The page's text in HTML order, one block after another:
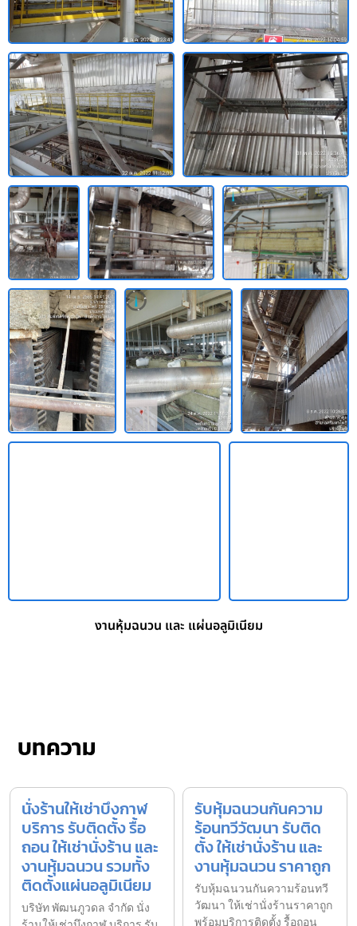
งานหุ้มฉนวน และ แผ่นอลูมิเนียม
บทความ
นั่งร้านให้เช่าบึงกาฬ
บริการ รับติดตั้ง รื้อ
ถอน ให้เช่านั่งร้าน และ
งานหุ้มฉนวน รวมทั้ง
ติดตั้งแผ่นอลูมิเนียม
บริษัท พัฒนภูวดล จำกัด นั่ง
รับหุ้มฉนวนกันความ
ร้อนทวีวัฒนา รับติด
ตั้ง ให้เช่านั่งร้าน และ
งานหุ้มฉนวน ราคาถูก
รับหุ้มฉนวนกันความร้อนทวี
วัฒนา ให้เช่านั่งร้านราคาถูก
พร้อมบริการติดตั้ง รื้อถอน